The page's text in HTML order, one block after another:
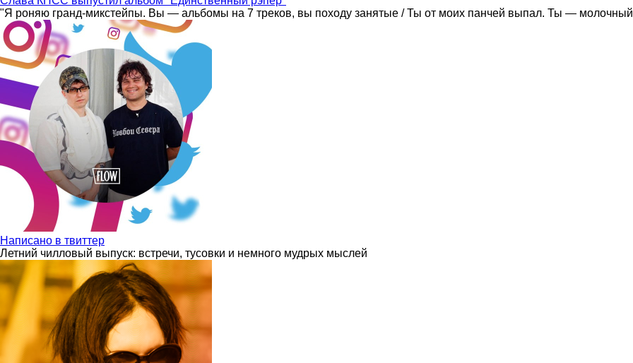
"Я роняю гранд-микстейпы. Вы — альбомы на 7 треков, вы походу занятые / Ты от моих панчей выпал. Ты —
Написано в твиттер
Летний чилловый выпуск: встречи, тусовки и немного мудрых мыслей